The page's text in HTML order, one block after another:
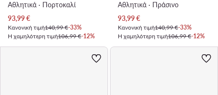
Αθλητικά · Πορτοκαλί
Τρέχουσα τιμή
93,99€
Κανονική τιμή140,99 €-33%
Η χαμηλότερη τιμή106,99 €-12%
Αθλητικά · Πράσινο
Τρέχουσα τιμή
93,99€
Κανονική τιμή140,99 €-33%
Η χαμηλότερη τιμή106,99 €-12%